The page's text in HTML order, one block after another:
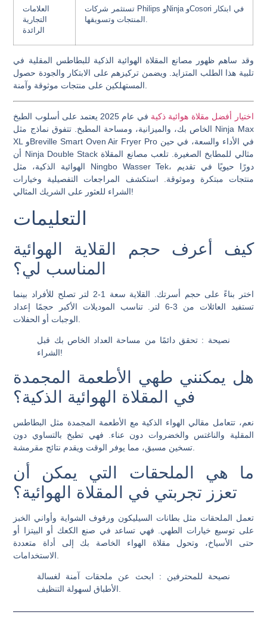
العلامات
التجارية
الرائدة
تستثمر شركات Philips وNinja وCosori في ابتكار
المنتجات وتسويقها.
وقد ساهم ظهور مصانع المقلاة الهوائية الذكية للبطاطس المقلية في
تلبية هذا الطلب المتزايد. ويضمن تركيزهم على الابتكار والجودة حصول
المستهلكين على منتجات موثوقة وآمنة.
اختيار أفضل مقلاة هوائية ذكية
في عام 2025 يعتمد على أسلوب الطبخ
الخاص بك، والميزانية، ومساحة المطبخ. تتفوق نماذج مثل Ninja Max
XL وBreville Smart Oven Air Fryer Pro في الأداء والسعة، في حين
أن Ninja Double Stack مثالي للمطابخ الصغيرة. تلعب مصانع المقلاة
الهوائية الذكية، مثل Ningbo Wasser Tek، دورًا حيويًا في تقديم
منتجات مبتكرة وموثوقة. استكشف المراجعات التفصيلية وخيارات
الشراء للعثور على الشريك المثالي!
التعليمات
كيف أعرف حجم القلاية الهوائية
المناسب لي؟
اختر بناءً على حجم أسرتك. القلاية سعة 1-2 لتر تصلح للأفراد بينما
تستفيد العائلات من 3-6 لتر. تناسب الموديلات الأكبر حجمًا إعداد
نصيحة : تحقق دائمًا من مساحة العداد الخاص بك قبل
الشراء!
هل يمكنني طهي الأطعمة المجمدة
في المقلاة الهوائية الذكية؟
نعم، تتعامل مقالي الهواء الذكية مع الأطعمة المجمدة مثل البطاطس
المقلية والناغتس والخضروات دون عناء. فهي تطبخ بالتساوي دون
تسخين مسبق، مما يوفر الوقت ويقدم نتائج مقرمشة.
ما هي الملحقات التي يمكن أن
تعزز تجربتي في المقلاة الهوائية؟
تعمل الملحقات مثل بطانات السيليكون ورفوف الشواية وأواني الخبز
على توسيع خيارات الطهي. فهي تساعد في صنع الكعك أو البيتزا أو
حتى الأسياخ، وتحول مقلاة الهواء الخاصة بك إلى أداة متعددة
نصيحة للمحترفين : ابحث عن ملحقات آمنة لغسالة